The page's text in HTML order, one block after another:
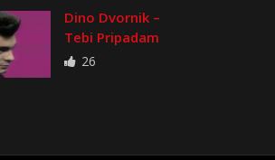
Dino Dvornik –
Tebi Pripadam
26